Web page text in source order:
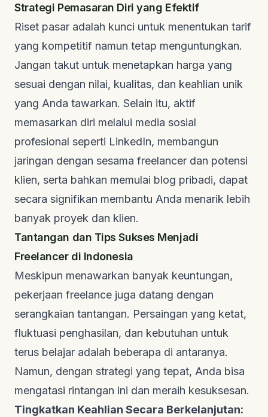
Strategi Pemasaran Diri yang Efektif
Riset pasar adalah kunci untuk menentukan tarif
yang kompetitif namun tetap menguntungkan.
Jangan takut untuk menetapkan harga yang
sesuai dengan nilai, kualitas, dan keahlian unik
yang Anda tawarkan. Selain itu, aktif
memasarkan diri melalui media sosial
profesional seperti LinkedIn, membangun
jaringan dengan sesama freelancer dan potensi
klien, serta bahkan memulai blog pribadi, dapat
secara signifikan membantu Anda menarik lebih
banyak proyek dan klien.
Tantangan dan Tips Sukses Menjadi
Freelancer di Indonesia
Meskipun menawarkan banyak keuntungan,
pekerjaan freelance juga datang dengan
serangkaian tantangan. Persaingan yang ketat,
fluktuasi penghasilan, dan kebutuhan untuk
terus belajar adalah beberapa di antaranya.
Namun, dengan strategi yang tepat, Anda bisa
mengatasi rintangan ini dan meraih kesuksesan.
Tingkatkan Keahlian Secara Berkelanjutan: